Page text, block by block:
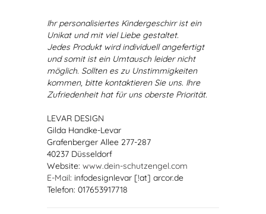
Ihr personalisiertes Kindergeschirr ist ein
Unikat und mit viel Liebe gestaltet.
Jedes Produkt wird individuell angefertigt
und somit ist ein Umtausch leider nicht
möglich. Sollten es zu Unstimmigkeiten
kommen, bitte kontaktieren Sie uns. Ihre
Zufriedenheit hat für uns oberste Priorität.
LEVAR DESIGN
Gilda Handke-Levar
Grafenberger Allee 277-287
40237 Düsseldorf
Website: www.dein-schutzengel.com
E-Mail: infodesignlevar [!at] arcor.de
Telefon: 017653917718